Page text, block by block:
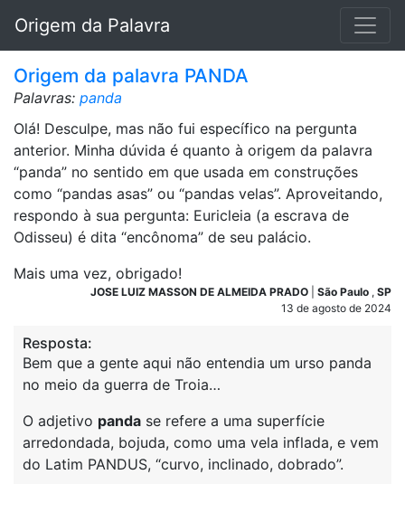
Origem da Palavra
Origem da palavra PANDA
Palavras: panda
Olá! Desculpe, mas não fui específico na pergunta
anterior. Minha dúvida é quanto à origem da palavra
“panda” no sentido em que usada em construções
como “pandas asas” ou “pandas velas”. Aproveitando,
respondo à sua pergunta: Euricleia (a escrava de
Odisseu) é dita “encônoma” de seu palácio.
Mais uma vez, obrigado!
JOSE LUIZ MASSON DE ALMEIDA PRADO São Paulo , SP
13 de agosto de 2024
Resposta:
Bem que a gente aqui não entendia um urso panda
no meio da guerra de Troia…
O adjetivo panda se refere a uma superfície
arredondada, bojuda, como uma vela inflada, e vem
do Latim PANDUS, “curvo, inclinado, dobrado”.